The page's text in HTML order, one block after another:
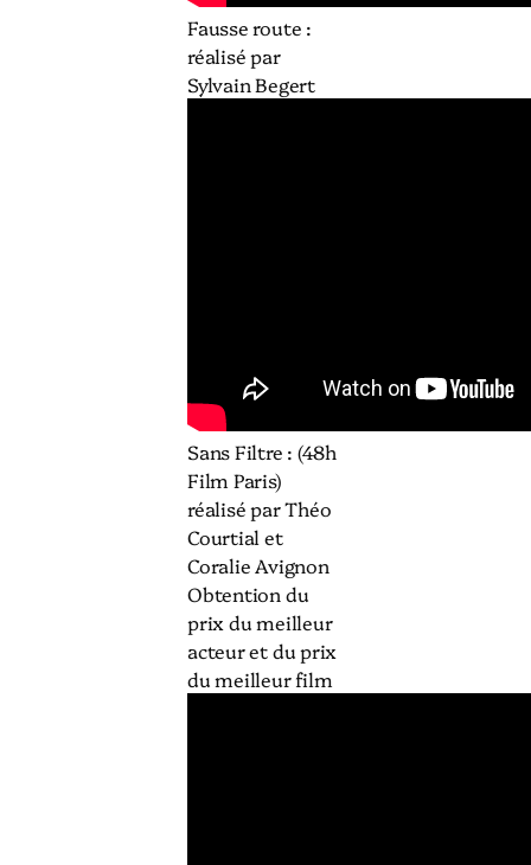
Fausse route :
réalisé par
Sylvain Begert
Sans Filtre : (48h
Film Paris)
réalisé par Théo
Courtial et
Coralie Avignon
Obtention du
prix du meilleur
acteur et du prix
du meilleur film